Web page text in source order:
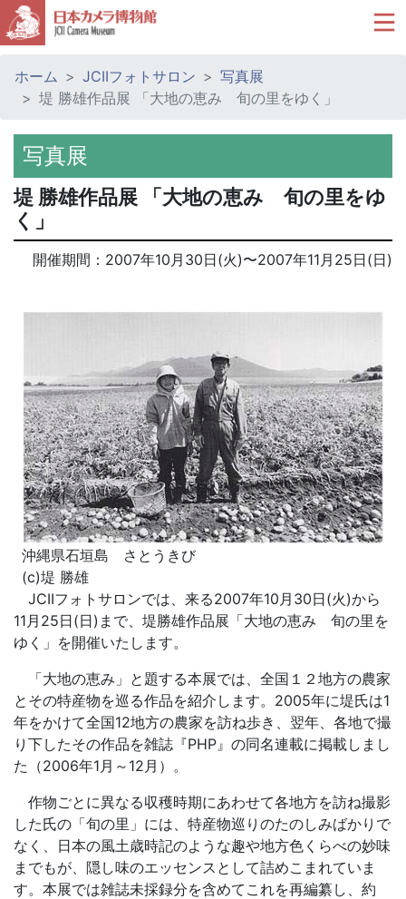
ホーム JCIIフォトサロン
写真展
堤 勝雄作品展 「大地の恵み 旬の里をゆく」
写真展
堤 勝雄作品展 「大地の恵み 旬の里をゆ
く」
開催期間： 2007年10月30日(火)〜2007年11月25日(日)
沖縄県石垣島 さとうきび
(c)堤 勝雄
JCIIフォトサロンでは、来る2007年10月30日(火)から
11月25日(日)まで、堤勝雄作品展「大地の恵み 旬の里を
ゆく」を開催いたします。
「大地の恵み」と題する本展では、全国１２地方の農家
とその特産物を巡る作品を紹介します。2005年に堤氏は1
年をかけて全国12地方の農家を訪ね歩き、翌年、各地で撮
り下したその作品を雑誌『PHP』の同名連載に掲載しまし
た（2006年1月～12月）。
作物ごとに異なる収穫時期にあわせて各地方を訪ね撮影
した氏の「旬の里」には、特産物巡りのたのしみばかりで
なく、日本の風土歳時記のような趣や地方色くらべの妙味
までもが、隠し味のエッセンスとして詰めこまれていま
す。本展では雑誌未採録分を含めてこれを再編纂し、約